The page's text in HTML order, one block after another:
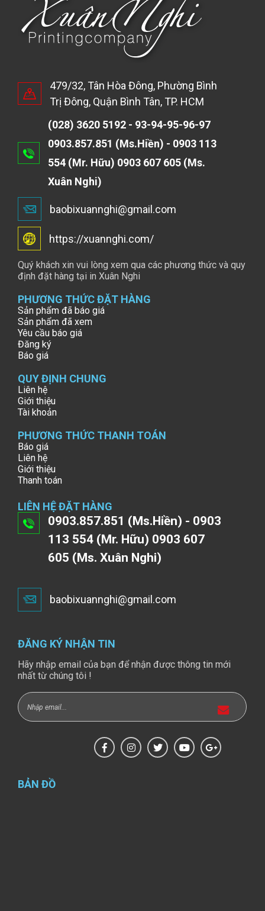
479/32, Tân Hòa Đông, Phường Bình
Trị Đông, Quận Bình Tân, TP. HCM
(028) 3620 5192 - 93-94-95-96-97
0903.857.851 (Ms.Hiền) - 0903 113
554 (Mr. Hữu) 0903 607 605 (Ms.
Xuân Nghi)
baobixuannghi@gmail.com
https://xuannghi.com/
Quý khách xin vui lòng xem qua các phương thức và quy
định đặt hàng tại in Xuân Nghi
PHƯƠNG THỨC ĐẶT HÀNG
Sản phẩm đã báo giá
Sản phẩm đã xem
Yêu cầu báo giá
Đăng ký
Báo giá
QUY ĐỊNH CHUNG
Liên hệ
Giới thiệu
Tài khoản
PHƯƠNG THỨC THANH TOÁN
Báo giá
Liên hệ
Giới thiệu
Thanh toán
LIÊN HỆ ĐẶT HÀNG
0903.857.851 (Ms.Hiền) - 0903
113 554 (Mr. Hữu) 0903 607
605 (Ms. Xuân Nghi)
baobixuannghi@gmail.com
ĐĂNG KÝ NHẬN TIN
Hãy nhập email của bạn để nhận được thông tin mới
nhất từ chúng tôi !
BẢN ĐỒ